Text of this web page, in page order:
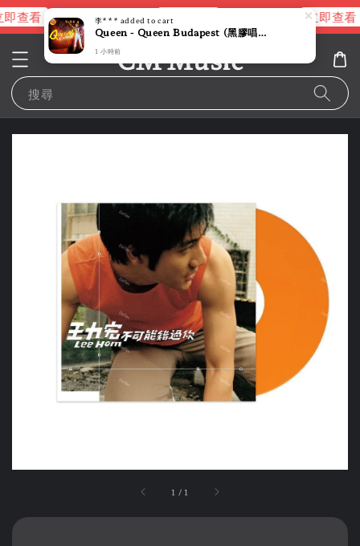
查看 進擊的巨人片頭曲 立即查看 立即查看
CM Music
搜尋
1 /1
李*** added to cart
Queen - Queen Budapest (黑膠唱片 LP)
1 小時前